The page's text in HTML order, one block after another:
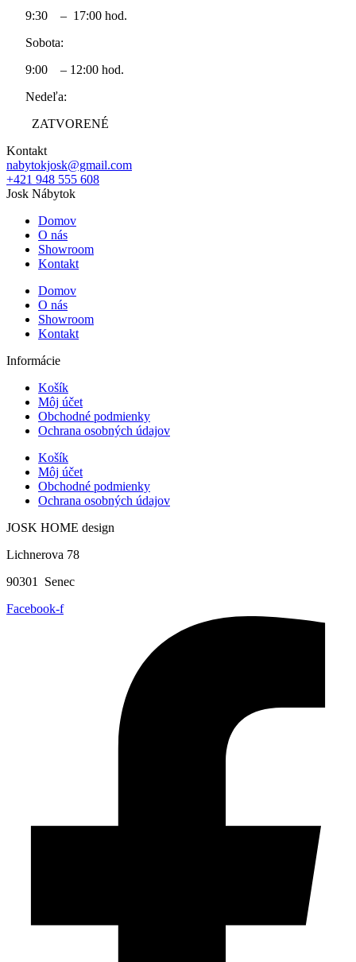
9:30 – 17:00 hod.
Sobota:
9:00 – 12:00 hod.
Nedeľa:
ZATVORENÉ
Kontakt
nabytokjosk@gmail.com
+421 948 555 608
Josk Nábytok
Domov
O nás
Showroom
Kontakt
Domov
O nás
Showroom
Kontakt
Informácie
Košík
Môj účet
Obchodné podmienky
Ochrana osobných údajov
Košík
Môj účet
Obchodné podmienky
Ochrana osobných údajov
JOSK HOME design
Lichnerova 78
90301 Senec
Facebook-f